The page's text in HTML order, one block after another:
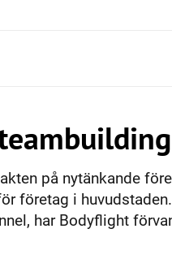
på nytänkande
företag i
har Bodyflight